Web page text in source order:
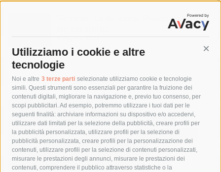
Utilizziamo i cookie e altre
tecnologie
Noi e altre 3 terze parti selezionate utilizziamo cookie e tecnologie
simili. Questi strumenti sono essenziali per garantire la fruizione dei
contenuti digitali, migliorare la navigazione e, previo tuo consenso, per
scopi pubblicitari. Ad esempio, potremmo utilizzare i tuoi dati per le
seguenti finalità: archiviare informazioni su dispositivo e/o accedervi,
utilizzare dati limitati per la selezione della pubblicità, creare profili per
la pubblicità personalizzata, utilizzare profili per la selezione di
pubblicità personalizzata, creare profili per la personalizzazione dei
contenuti, utilizzare profili per la selezione di contenuti personalizzati,
misurare le prestazioni degli annunci, misurare le prestazioni dei
contenuti, comprendere il pubblico attraverso statistiche o la
Sorrento. Le denunce: Bivacchi e rifiuti
8 Agosto 2026
Tag
acqua allerta meteo
anas
area marina protetta di punta campanella
arresto
Asl Napoli 3 sud
capitaneria di porto capri
carabinieri
castellammare di stabia
circumvesuviana
comune di sorrento
concerto
contagi